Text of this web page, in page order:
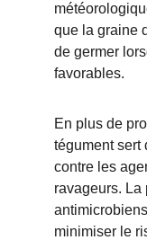
que la graine
de germer
favorables.
En plus de
tégument sert
contre les
ravageurs. La
minimiser le